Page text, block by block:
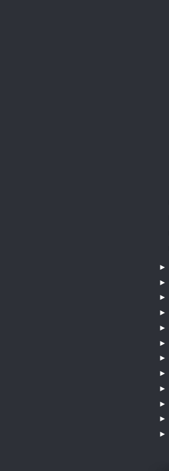
►
►
►
►
►
►
►
►
►
►
►
►